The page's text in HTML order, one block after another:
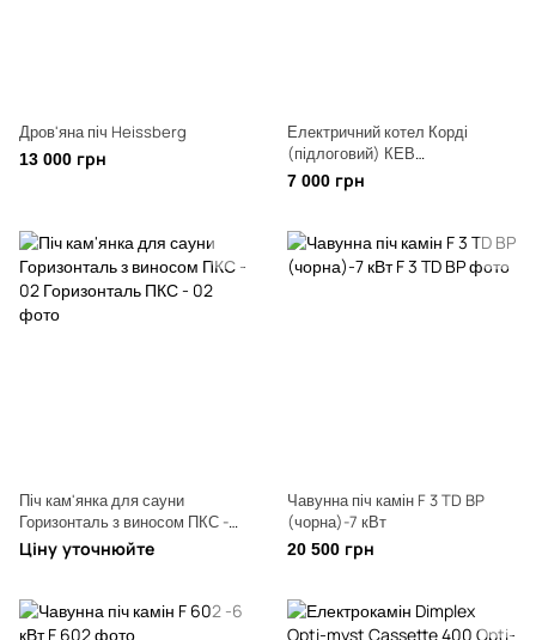
Дров'яна піч Heissberg
13 000 грн
Електричний котел Корді
(підлоговий) КЕВ
6МН/380(220)В-з магнітним
пускачем
7 000 грн
Піч кам'янка для сауни
Горизонталь з виносом ПКС -
02
Ціну уточнюйте
Чавунна піч камін F 3 TD BP
(чорна)-7 кВт
20 500 грн